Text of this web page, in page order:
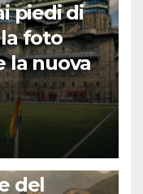
piedi di
foto
la nuova
del